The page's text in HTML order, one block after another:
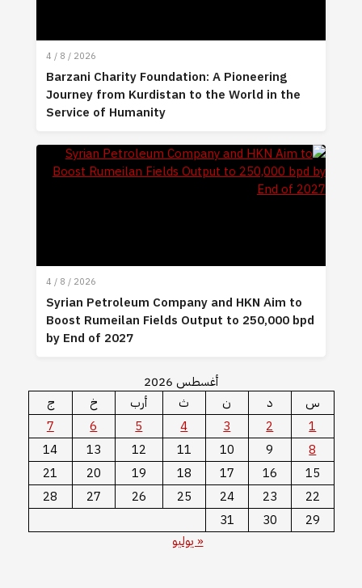
4 / 8 / 2026
Barzani Charity Foundation: A Pioneering
Journey from Kurdistan to the World in the
Service of Humanity
4 / 8 / 2026
Syrian Petroleum Company and HKN Aim to
Boost Rumeilan Fields Output to 250,000 bpd
by End of 2027
أغسطس 2026
س
د ن ث أرب خ
ج
1
2
3
4
5
6
7
8
9
10
11
12
13
14
15
16
17
18
19
20
21
22
23
24
25
26
27
28
29
30
31
« يوليو